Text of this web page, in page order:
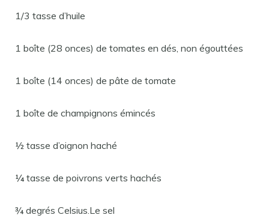
1/3 tasse d’huile
1 boîte (28 onces) de tomates en dés, non égouttées
1 boîte (14 onces) de pâte de tomate
1 boîte de champignons émincés
½ tasse d’oignon haché
¼ tasse de poivrons verts hachés
¾ degrés Celsius.Le sel